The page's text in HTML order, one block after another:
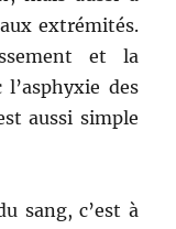
extrémités.
et la
des
aussi simple
sang, c’est à